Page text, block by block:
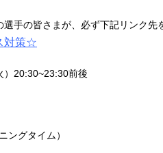
手の皆さまが、必ず下記リンク先
対策☆
）20:30~23:30前後
ングタイム）